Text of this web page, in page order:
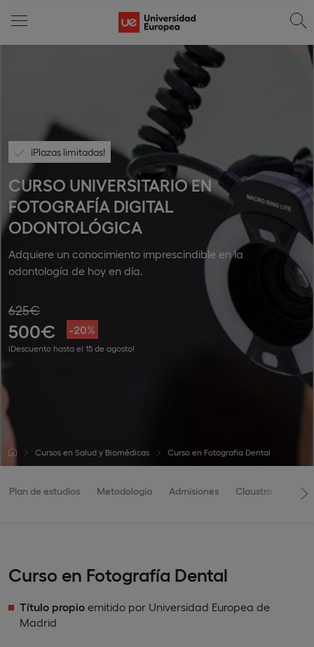
¡Plazas limitadas!
CURSO UNIVERSITARIO EN
FOTOGRAFÍA DIGITAL
ODONTOLÓGICA
Adquiere un conocimiento imprescindible en la
odontología de hoy en día.
625€
500€ -20%
¡Descuento hasta el 15 de agosto!
Cursos en Salud y Biomédicas Curso en Fotografía Dental
Plan de estudios Metodología Admisiones Claustro
Curso en Fotografía Dental
Título propio emitido por Universidad Europea de
Madrid